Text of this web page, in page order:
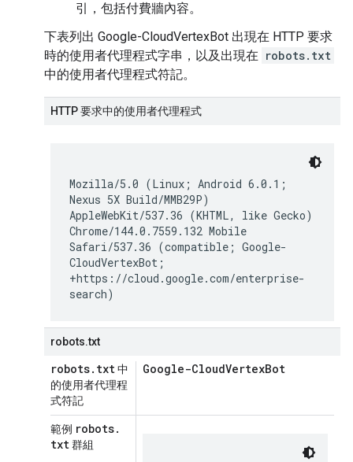
引，包括付費牆內容。
下表列出 Google-CloudVertexBot 出現在 HTTP 要求
時的使用者代理程式字串，以及出現在 robots.txt
中的使用者代理程式符記。
HTTP 要求中的使用者代理程式
Mozilla/5.0 (Linux; Android 6.0.1;
Nexus 5X Build/MMB29P)
AppleWebKit/537.36 (KHTML, like Gecko)
Chrome/144.0.7559.132 Mobile
Safari/537.36 (compatible; Google-
CloudVertexBot;
+https://cloud.google.com/enterprise-
search)
robots.txt
robots. txt中
的使用者代理程
式符記
Google-CloudVertexBot
範例 robots.
txt群組